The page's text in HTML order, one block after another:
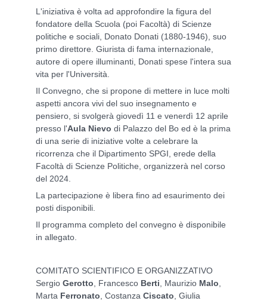
L'iniziativa è volta ad approfondire la figura del
fondatore della Scuola (poi Facoltà) di Scienze
politiche e sociali, Donato Donati (1880-1946), suo
primo direttore. Giurista di fama internazionale,
autore di opere illuminanti, Donati spese l'intera sua
vita per l'Università.
Il Convegno, che si propone di mettere in luce molti
aspetti ancora vivi del suo insegnamento e
pensiero, si svolgerà giovedì 11 e venerdì 12 aprile
presso l'Aula Nievo di Palazzo del Bo ed è la prima
di una serie di iniziative volte a celebrare la
ricorrenza che il Dipartimento SPGI, erede della
Facoltà di Scienze Politiche, organizzerà nel corso
del 2024.
La partecipazione è libera fino ad esaurimento dei
posti disponibili.
Il programma completo del convegno è disponibile
in allegato.
COMITATO SCIENTIFICO E ORGANIZZATIVO
Sergio Gerotto , Francesco Berti , Maurizio Malo
Marta Ferronato , Costanza Ciscato , Giulia